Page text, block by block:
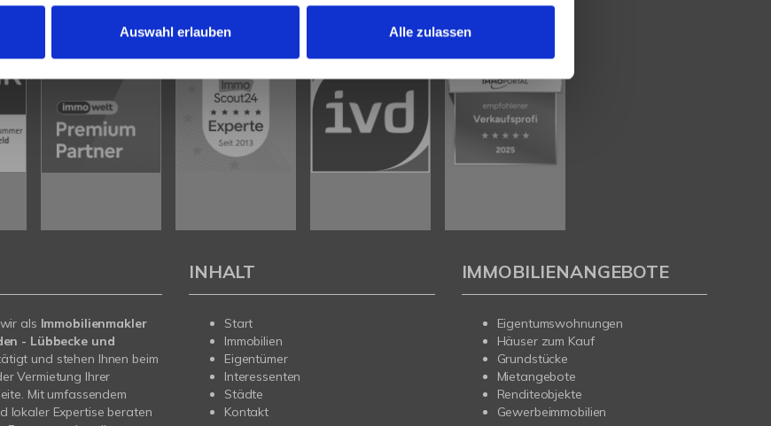
Auswahl erlauben Alle zulassen
als Immobilienmakler
- Lübbecke und
und stehen Ihnen beim
Vermietung Ihrer
Mit umfassendem
lokaler Expertise beraten
INHALT
Start
Immobilien
Eigentümer
Interessenten
Städte
Kontakt
IMMOBILIENANGEBOTE
Eigentumswohnungen
Häuser zum Kauf
Grundstücke
Mietangebote
Renditeobjekte
Gewerbeimmobilien